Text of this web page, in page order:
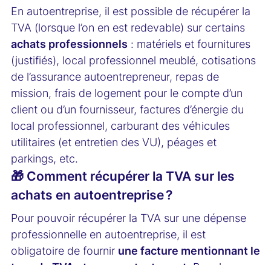
En autoentreprise, il est possible de récupérer la
TVA (lorsque l’on en est redevable) sur certains
achats professionnels : matériels et fournitures
(justifiés), local professionnel meublé, cotisations
de l’assurance autoentrepreneur, repas de
mission, frais de logement pour le compte d’un
client ou d’un fournisseur, factures d’énergie du
local professionnel, carburant des véhicules
utilitaires (et entretien des VU), péages et
parkings, etc.
🎁 Comment récupérer la TVA sur les
achats en autoentreprise ?
Pour pouvoir récupérer la TVA sur une dépense
professionnelle en autoentreprise, il est
obligatoire de fournir une facture mentionnant le